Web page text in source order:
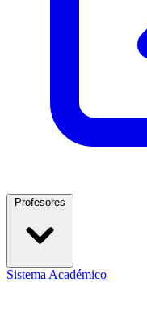
Sistema Académico